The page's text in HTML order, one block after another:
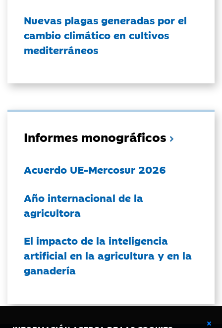
Nuevas plagas generadas por el
cambio climático en cultivos
mediterráneos
Informes monográficos
Acuerdo UE-Mercosur 2026
Año internacional de la
agricultora
El impacto de la inteligencia
artificial en la agricultura y en la
ganadería